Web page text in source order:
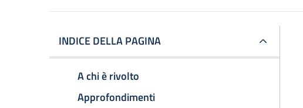
INDICE DELLA PAGINA
A chi è rivolto
Approfondimenti